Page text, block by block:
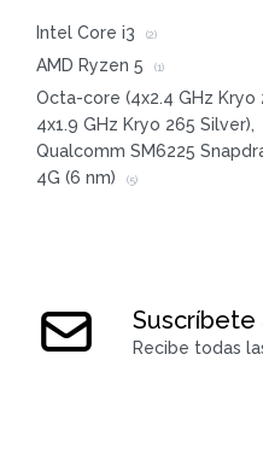
Intel Core i3 (2)
AMD Ryzen 5 (1)
Octa-core (4x2.4 GHz Kryo
4x1.9 GHz Kryo 265 Silver),
Qualcomm SM6225
4G (6 nm)
(5)
Recibe todas